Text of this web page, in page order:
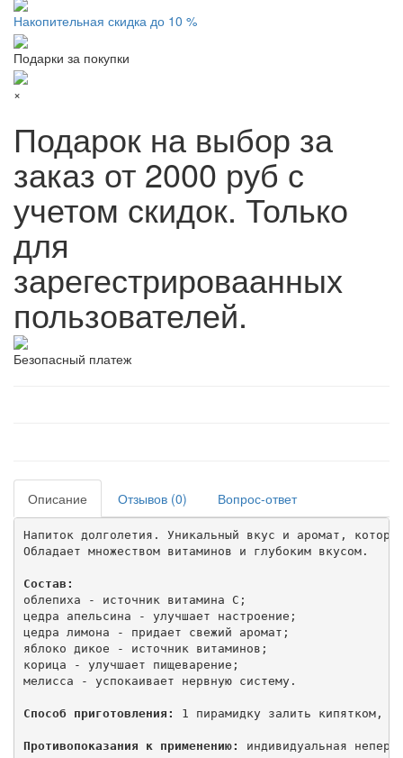
Накопительная скидка до 10 %
Подарки за покупки
×
Подарок на выбор за
заказ от 2000 руб с
учетом скидок. Только
для
зарегестрироваанных
пользователей.
Безопасный платеж
Описание Отзывов (0) Вопрос-ответ
Напиток долголетия. Уникальный вкус и аромат,
Обладает множеством витаминов и глубоким вкусом.
Состав:
облепиха - источник витамина C;
цедра апельсина - улучшает настроение;
цедра лимона - придает свежий аромат;
яблоко дикое - источник витаминов;
корица - улучшает пищеварение;
мелисса - успокаивает нервную систему.
Способ приготовления: 1 пирамидку залить кипятком,
Противопоказания к применению: индивидуальная